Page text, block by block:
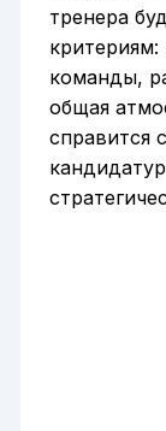
тренера
критериям:
команды,
общая
справится